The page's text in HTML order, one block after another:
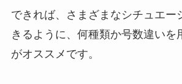
できれば、さまざまなシチュエー
きるように、何種類か号数違いを
がオススメです。